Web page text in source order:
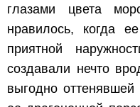
глазами цвета
нравилось, когда
приятной
создавали нечто
выгодно оттенявшей